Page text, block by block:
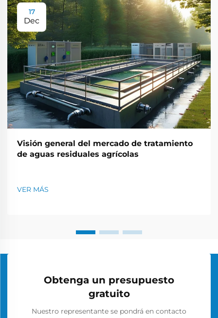
17
Dec
Visión general del mercado de tratamiento
de aguas residuales agrícolas
VER MÁS
Obtenga un presupuesto
gratuito
Nuestro representante se pondrá en contacto